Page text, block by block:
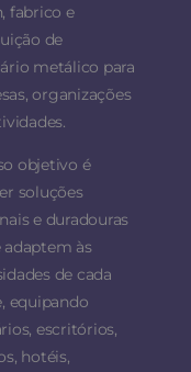
fabrico e
de
metálico para
organizações
objetivo é
soluções
e duradouras
adaptem às
de cada
equipando
escritórios,
hotéis,